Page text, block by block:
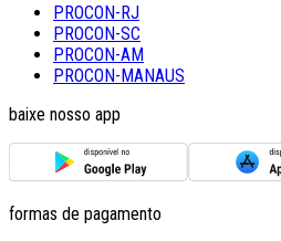
PROCON-RJ
PROCON-SC
PROCON-AM
PROCON-MANAUS
baixe nosso app
formas de pagamento